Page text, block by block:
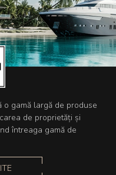
gamă largă de produse
de proprietăți și
întreaga gamă de